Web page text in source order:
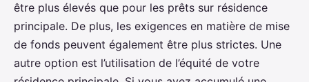
être plus élevés que pour les prêts sur résidence
principale. De plus, les exigences en matière de mise
de fonds peuvent également être plus strictes. Une
autre option est l’utilisation de l’équité de votre